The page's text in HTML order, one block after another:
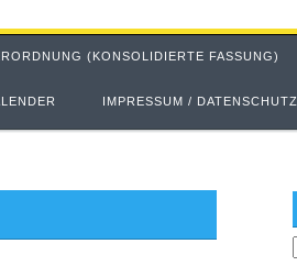
(KONSOLIDIERTE FASSUNG)
IMPRESSUM / DATENSCHUTZ